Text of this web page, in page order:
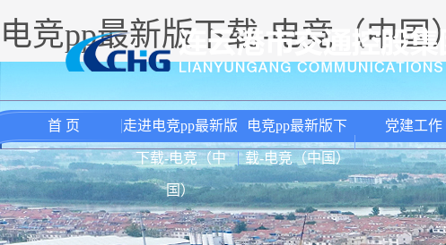
电竞pp最新版下载-电竞（中国）
首 页 走进电竞pp最新版
下载-电竞（中
国）
电竞pp最新版下
载-电竞（中国）
党建工作